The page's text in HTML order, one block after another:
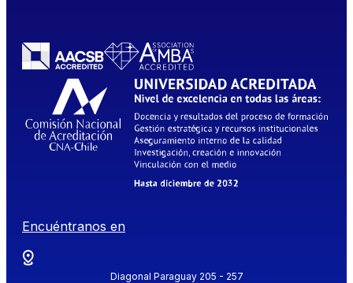
Encuéntranos en
Diagonal Paraguay 205 - 257